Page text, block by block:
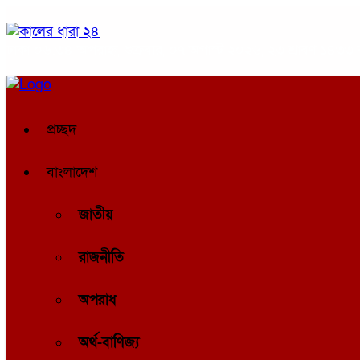
প্রচ্ছদ
বাংলাদেশ
জাতীয়
রাজনীতি
অপরাধ
অর্থ-বাণিজ্য